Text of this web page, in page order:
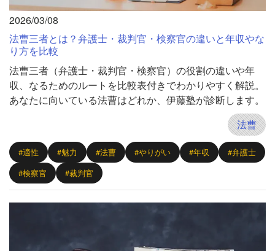
2026/03/08
法曹三者とは？弁護士・裁判官・検察官の違いと年収やな
り方を比較
法曹三者（弁護士・裁判官・検察官）の役割の違いや年
収、なるためのルートを比較表付きでわかりやすく解説。
あなたに向いている法曹はどれか、伊藤塾が診断します。
法曹
#適性 #魅力 #法曹 #やりがい #年収
#弁護士
#検察官
#裁判官